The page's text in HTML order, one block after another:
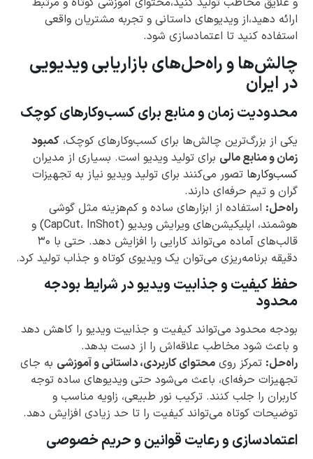
ارائه دهید،از ویدیوهای داستانی و تجربه مشتریان واقعی
استفاده کنید تا اعتمادسازی شود.
چالش‌ها و راه‌حل‌های بازاریابی ویدیویی
در ایران
محدودیت زمان و منابع برای کسب‌وکارهای کوچک
یکی از بزرگ‌ترین چالش‌ها برای کسب‌وکارهای کوچک، کمبود
زمان و منابع مالی برای تولید ویدیو است. بسیاری از مدیران
کسب‌وکارها تصور می‌کنند برای تولید ویدیو نیاز به تجهیزات
گران و تیم حرفه‌ای دارند.
راه‌حل: استفاده از ابزارهای ساده و کم‌هزینه مثل گوشی
هوشمند، اپلیکیشن‌های ویرایش ویدیو (CapCut، InShot) و
قالب‌های آماده می‌تواند کارایی را افزایش دهد. حتی با ۳۰
دقیقه برنامه‌ریزی می‌توان یک ویدیوی کوتاه و جذاب تولید کرد.
حفظ کیفیت و جذابیت ویدیو در شرایط بودجه
محدود
بودجه محدود می‌تواند کیفیت و جذابیت ویدیو را کاهش دهد
و باعث شود مخاطب علاقه‌اش را از دست بدهد.
راه‌حل: تمرکز روی محتوای کاربردی، داستانی و آموزشی به جای
تجهیزات حرفه‌ای، باعث می‌شود حتی ویدیوهای ساده توجه
کاربران را جلب کنند. ترکیب نور طبیعی، زاویه مناسب و
توضیحات کوتاه می‌تواند کیفیت را تا حد زیادی افزایش دهد.
اعتمادسازی و رعایت قوانین و حریم خصوصی